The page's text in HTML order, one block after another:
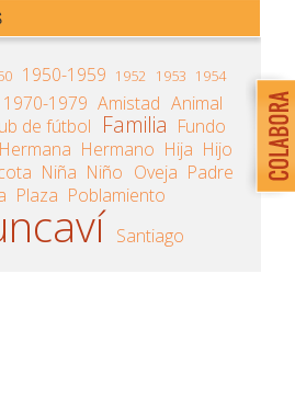
1950-1959 1952 1953 1954
1970-1979 Amistad Animal
de fútbol Familia Fundo
Hermana Hermano Hija Hijo
Niña Niño Oveja Padre
Plaza Poblamiento
Santiago